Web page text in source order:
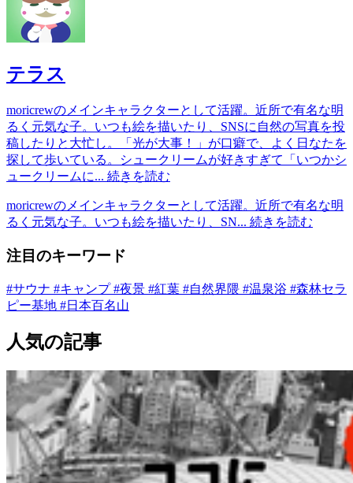
テラス
moricrewのメインキャラクターとして活躍。近所で有名な明
るく元気な子。いつも絵を描いたり、SNSに自然の写真を投
稿したりと大忙し。「光が大事！」が口癖で、よく日なたを
探して歩いている。シュークリームが好きすぎて「いつかシ
ュークリームに... 続きを読む
moricrewのメインキャラクターとして活躍。近所で有名な明
るく元気な子。いつも絵を描いたり、SN... 続きを読む
注目のキーワード
#サウナ #キャンプ#夜景 #紅葉 #自然界隈 #温泉浴 #森林セラ
ピー基地 #日本百名山
人気の記事